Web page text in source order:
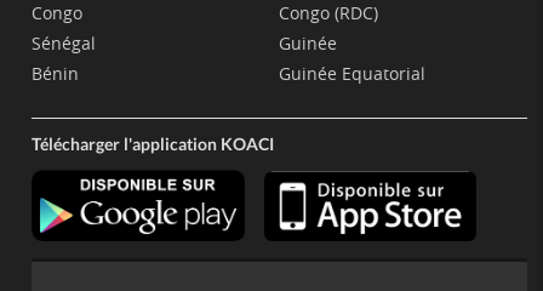
Congo
Sénégal
Bénin
Congo (RDC)
Guinée
Guinée Equatorial
Télécharger l'application KOACI